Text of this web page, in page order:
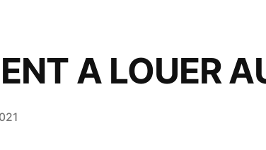
A LOUER